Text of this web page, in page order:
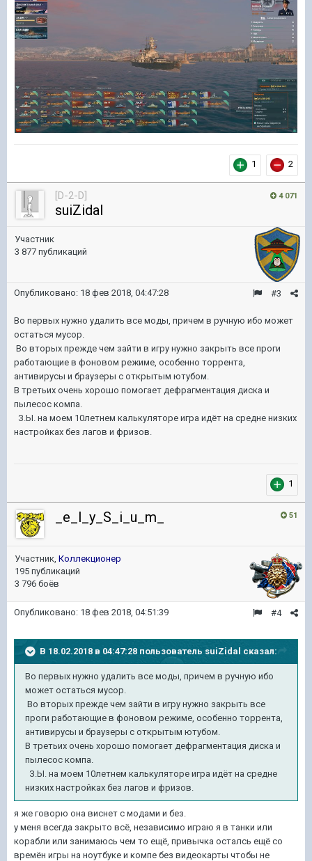
1 2
4 071
[D-2-D]
suiZidal
Участник
3 877 публикаций
#3
Опубликовано: 18 фев 2018, 04:47:28
Во первых нужно удалить все моды, причем в ручную ибо может
остаться мусор.
Во вторых прежде чем зайти в игру нужно закрыть все проги
работающие в фоновом режиме, особенно торрента,
антивирусы и браузеры с открытым ютубом.
В третьих очень хорошо помогает дефрагментация диска и
пылесос компа.
З.Ы. на моем 10летнем калькуляторе игра идёт на средне низких
настройках без лагов и фризов.
1
51
_e_l_y_S_i_u_m_
Участник, Коллекционер
195 публикаций
3 796 боёв
#4
Опубликовано: 18 фев 2018, 04:51:39
В 18.02.2018 в 04:47:28 пользователь suiZidal сказал:
Во первых нужно удалить все моды, причем в ручную ибо
может остаться мусор.
Во вторых прежде чем зайти в игру нужно закрыть все
проги работающие в фоновом режиме, особенно торрента,
антивирусы и браузеры с открытым ютубом.
В третьих очень хорошо помогает дефрагментация диска и
пылесос компа.
З.Ы. на моем 10летнем калькуляторе игра идёт на средне
низких настройках без лагов и фризов.
я же говорю она виснет с модами и без.
у меня всегда закрыто всё, независимо играю я в танки или
корабли или занимаюсь чем то ещё, привычка осталсь ещё со
времён игры на ноутбуке и компе без видеокарты чтобы не